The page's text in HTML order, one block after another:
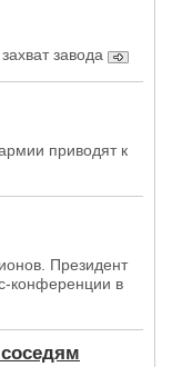
завода
приводят к
Президент
конференции в